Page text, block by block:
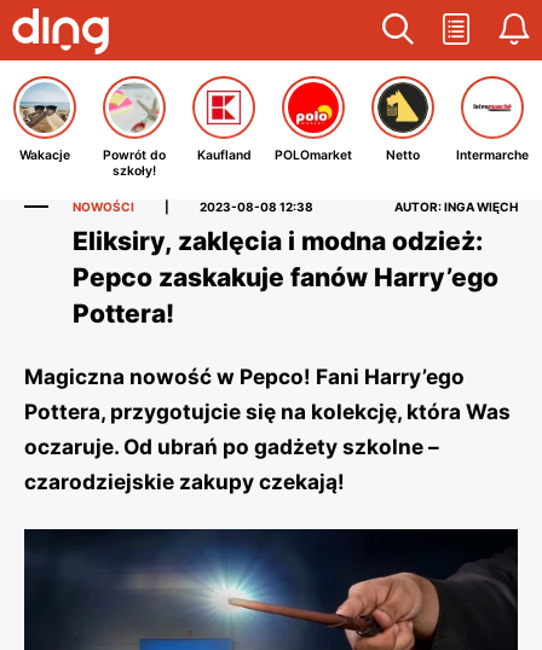
Wakacje
Powrót do
szkoły!
Kaufland POLOmarket Netto Intermarche
NOWOŚCI 2023-08-08 12:38 AUTOR: INGA WIĘCH
Eliksiry, zaklęcia i modna odzież:
Pepco zaskakuje fanów Harry’ego
Pottera!
Magiczna nowość w Pepco! Fani Harry’ego
Pottera, przygotujcie się na kolekcję, która Was
oczaruje. Od ubrań po gadżety szkolne –
czarodziejskie zakupy czekają!